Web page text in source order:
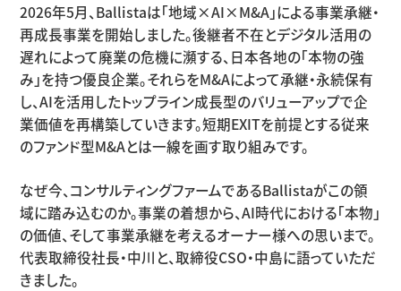
2026年5月、 Ballistaは「地域×AI×M&A」による事業承継・
再成長事業を開始しました。後継者不在とデジタル活用の
遅れによって廃業の危機に瀕する、日本各地の「本物の強
み」を持つ優良企業。それらをM&Aによって承継・永続保有
し、AIを活用したトップライン成長型のバリューアップで企
業価値を再構築していきます。短期EXITを前提とする従来
のファンド型M&Aとは一線を画す取り組みです。
なぜ今、コンサルティングファームであるBallistaがこの領
域に踏み込むのか。事業の着想から、AI時代における「本物」
の価値、そして事業承継を考えるオーナー様への思いまで。
代表取締役社長・中川と、取締役CSO・中島に語っていただ
きました。